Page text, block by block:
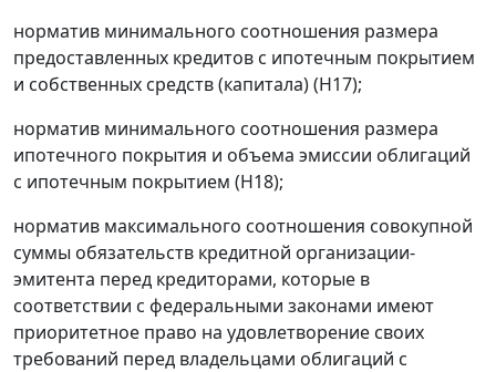
норматив минимального соотношения размера
предоставленных кредитов с ипотечным покрытием
и собственных средств (капитала) (H17);
норматив минимального соотношения размера
ипотечного покрытия и объема эмиссии облигаций
с ипотечным покрытием (H18);
норматив максимального соотношения совокупной
суммы обязательств кредитной организации-
эмитента перед кредиторами, которые в
соответствии с федеральными законами имеют
приоритетное право на удовлетворение своих
требований перед владельцами облигаций с